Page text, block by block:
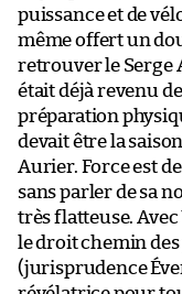
puissance et de
même offert un
retrouver le Serge
était déjà revenu
préparation
devait être la
Aurier. Force est
sans parler de sa
très flatteuse.
le droit chemin
(jurisprudence